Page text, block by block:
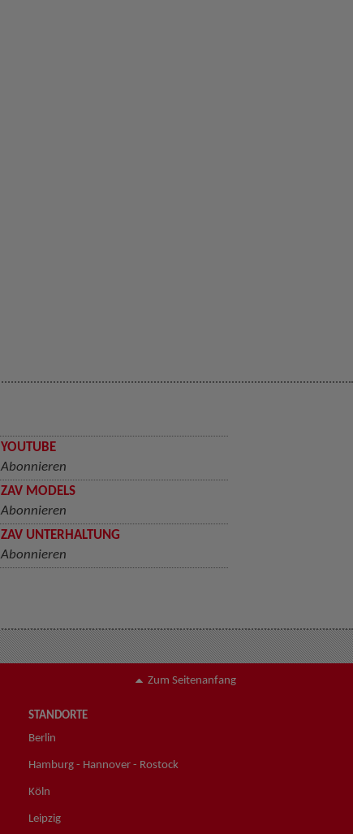
YOUTUBE
Abonnieren
ZAV MODELS
Abonnieren
ZAV UNTERHALTUNG
Abonnieren
Zum Seitenanfang
STANDORTE
Berlin
Hamburg - Hannover - Rostock
Köln
Leipzig